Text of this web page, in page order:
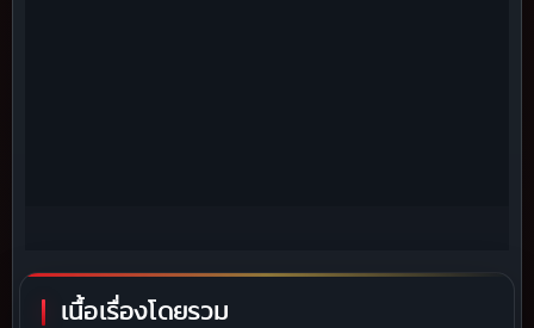
เนื้อเรื่องโดยรวม